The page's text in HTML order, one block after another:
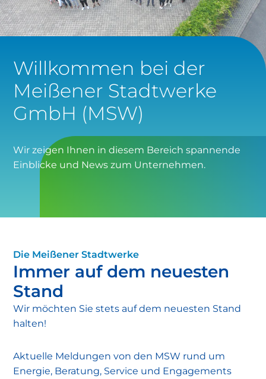
info@stadtwerke-meissen.de
Warum diese Wartung wichtig ist:
Meißener Stadtwerke
Willkommen bei der
Meißener Stadtwerke
GmbH (MSW)
Wir zeigen Ihnen in diesem Bereich spannende
Einblicke und News zum Unternehmen.
Immer auf dem neuesten
Stand
Die Meißener Stadtwerke
Wir möchten Sie stets auf dem neuesten Stand
halten!
Aktuelle Meldungen von den MSW rund um
Energie, Beratung, Service und Engagements